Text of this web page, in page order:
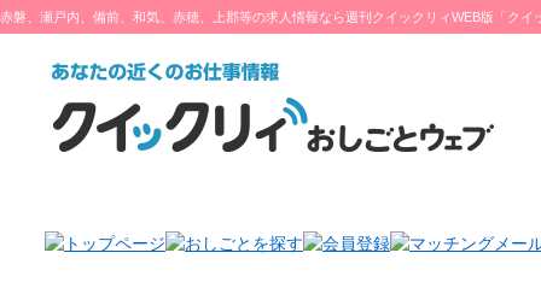
赤磐、瀬戸内、備前、和気、赤穂、上郡等の求人情報なら週刊クイックリィWEB版「クイ